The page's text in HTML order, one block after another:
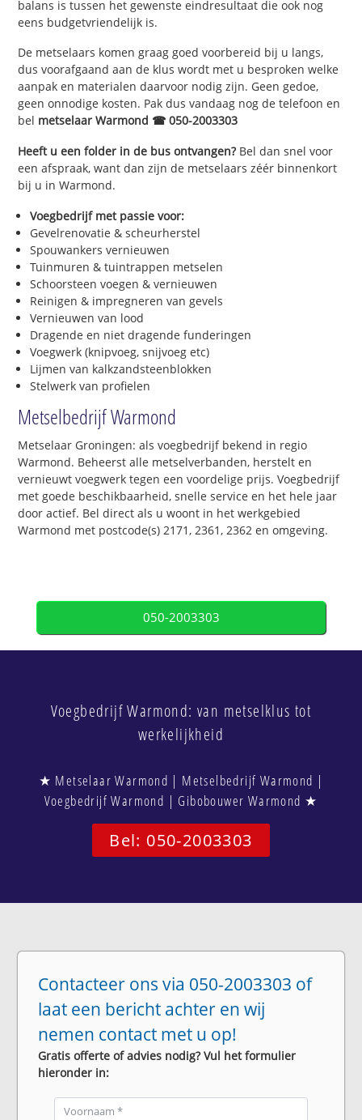
balans is tussen het gewenste eindresultaat die ook nog
eens budgetvriendelijk is.
De metselaars komen graag goed voorbereid bij u langs,
dus voorafgaand aan de klus wordt met u besproken welke
aanpak en materialen daarvoor nodig zijn. Geen gedoe,
geen onnodige kosten. Pak dus vandaag nog de telefoon en
bel metselaar Warmond ☎ 050-2003303
Heeft u een folder in de bus ontvangen?Bel dan snel voor
een afspraak, want dan zijn de metselaars zéér binnenkort
bij u in Warmond.
Voegbedrijf met passie voor:
Gevelrenovatie & scheurherstel
Spouwankers vernieuwen
Tuinmuren & tuintrappen metselen
Schoorsteen voegen & vernieuwen
Reinigen & impregneren van gevels
Vernieuwen van lood
Dragende en niet dragende funderingen
Voegwerk (knipvoeg, snijvoeg etc)
Lijmen van kalkzandsteenblokken
Stelwerk van profielen
Metselbedrijf Warmond
Metselaar Groningen: als voegbedrijf bekend in regio
Warmond. Beheerst alle metselverbanden, herstelt en
vernieuwt voegwerk tegen een voordelige prijs. Voegbedrijf
met goede beschikbaarheid, snelle service en het hele jaar
door actief. Bel direct als u woont in het werkgebied
Warmond met postcode(s) 2171, 2361, 2362 en omgeving.
050-2003303
Voegbedrijf Warmond: van metselklus tot
werkelijkheid
★ Metselaar Warmond | Metselbedrijf Warmond |
Voegbedrijf Warmond | Gibobouwer Warmond ★
Bel: 050-2003303
Contacteer ons via 050-2003303 of
laat een bericht achter en wij
nemen contact met u op!
Gratis offerte of advies nodig? Vul het formulier
hieronder in: